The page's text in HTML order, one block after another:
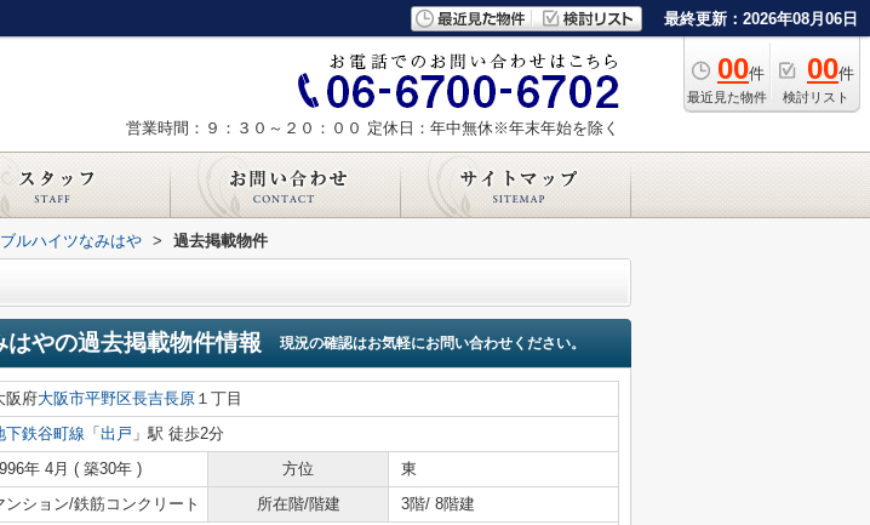
最終更新：2026年08月06日
00件
最近見た物件
00件
検討リスト
営業時間：９：３０～２０：００ 定休日：年中無休※年末年始を除く
ルハイツなみはや > 過去掲載物件
はやの過去掲載物件情報 現況の確認はお気軽にお問い合わせください。
阪府大阪市平野区長吉長原 １丁目
下鉄谷町線 「 出戸 」駅 徒歩2分
年 4月 ( 築30年 ) 方位
東
ンション/鉄筋コンクリート 所在階/階建 3階/ 8階建